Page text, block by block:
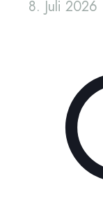
8. Juli 2026